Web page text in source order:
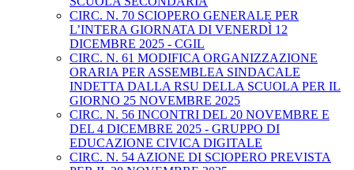
CIRC. N. 70 SCIOPERO GENERALE PER
L’INTERA GIORNATA DI VENERDÌ 12
DICEMBRE 2025 - CGIL
CIRC. N. 61 MODIFICA ORGANIZZAZIONE
ORARIA PER ASSEMBLEA SINDACALE
INDETTA DALLA RSU DELLA SCUOLA PER IL
GIORNO 25 NOVEMBRE 2025
CIRC. N. 56 INCONTRI DEL 20 NOVEMBRE E
DEL 4 DICEMBRE 2025 - GRUPPO DI
EDUCAZIONE CIVICA DIGITALE
CIRC. N. 54 AZIONE DI SCIOPERO PREVISTA